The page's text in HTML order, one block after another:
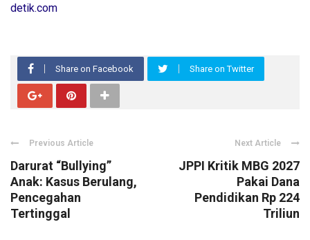
detik.com
Share on Facebook Share on Twitter
Previous Article
Darurat “Bullying”
Anak: Kasus Berulang,
Pencegahan
Tertinggal
Next Article
JPPI Kritik MBG 2027
Pakai Dana
Pendidikan Rp 224
Triliun